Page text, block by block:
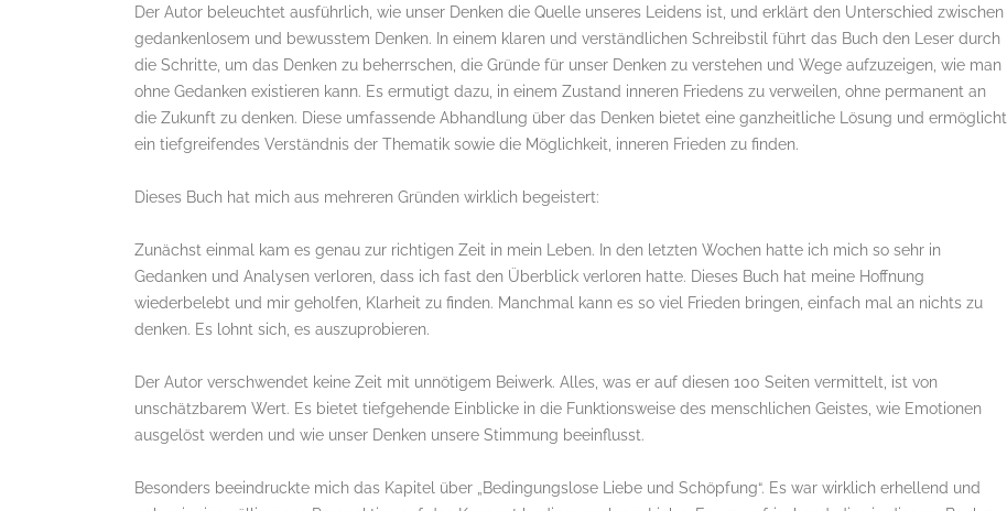
Der Autor beleuchtet ausführlich, wie unser Denken die Quelle unseres Leidens ist, und erklärt den Unterschied zwischen
gedankenlosem und bewusstem Denken. In einem klaren und verständlichen Schreibstil führt das Buch den Leser durch
die Schritte, um das Denken zu beherrschen, die Gründe für unser Denken zu verstehen und Wege aufzuzeigen, wie man
ohne Gedanken existieren kann. Es ermutigt dazu, in einem Zustand inneren Friedens zu verweilen, ohne permanent an
die Zukunft zu denken. Diese umfassende Abhandlung über das Denken bietet eine ganzheitliche Lösung und ermöglicht
ein tiefgreifendes Verständnis der Thematik sowie die Möglichkeit, inneren Frieden zu finden.
Dieses Buch hat mich aus mehreren Gründen wirklich begeistert:
Zunächst einmal kam es genau zur richtigen Zeit in mein Leben. In den letzten Wochen hatte ich mich so sehr in
Gedanken und Analysen verloren, dass ich fast den Überblick verloren hatte. Dieses Buch hat meine Hoffnung
wiederbelebt und mir geholfen, Klarheit zu finden. Manchmal kann es so viel Frieden bringen, einfach mal an nichts zu
denken. Es lohnt sich, es auszuprobieren.
Der Autor verschwendet keine Zeit mit unnötigem Beiwerk. Alles, was er auf diesen 100 Seiten vermittelt, ist von
unschätzbarem Wert. Es bietet tiefgehende Einblicke in die Funktionsweise des menschlichen Geistes, wie Emotionen
ausgelöst werden und wie unser Denken unsere Stimmung beeinflusst.
Besonders beeindruckte mich das Kapitel über „Bedingungslose Liebe und Schöpfung“. Es war wirklich erhellend und